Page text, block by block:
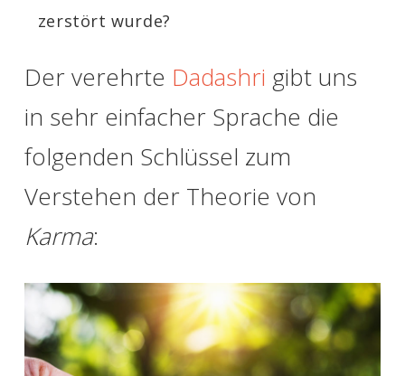
zerstört wurde?
Der verehrte Dadashri gibt uns
in sehr einfacher Sprache die
folgenden Schlüssel zum
Verstehen der Theorie von
Karma: